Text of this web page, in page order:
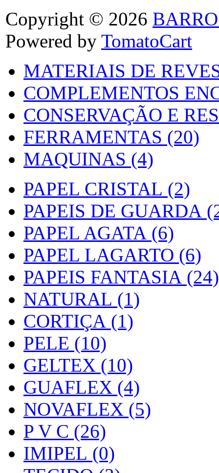
Copyright © 2026
Powered by TomatoCart
MATERIAIS DE
COMPLEMENTOS
CONSERVAÇÃO E
FERRAMENTAS (20)
MAQUINAS (4)
PAPEL CRISTAL (2)
PAPEIS DE GUARDA
PAPEL AGATA (6)
PAPEL LAGARTO (6)
PAPEIS FANTASIA (24)
NATURAL (1)
CORTIÇA (1)
PELE (10)
GELTEX (10)
GUAFLEX (4)
NOVAFLEX (5)
P V C (26)
IMIPEL (0)